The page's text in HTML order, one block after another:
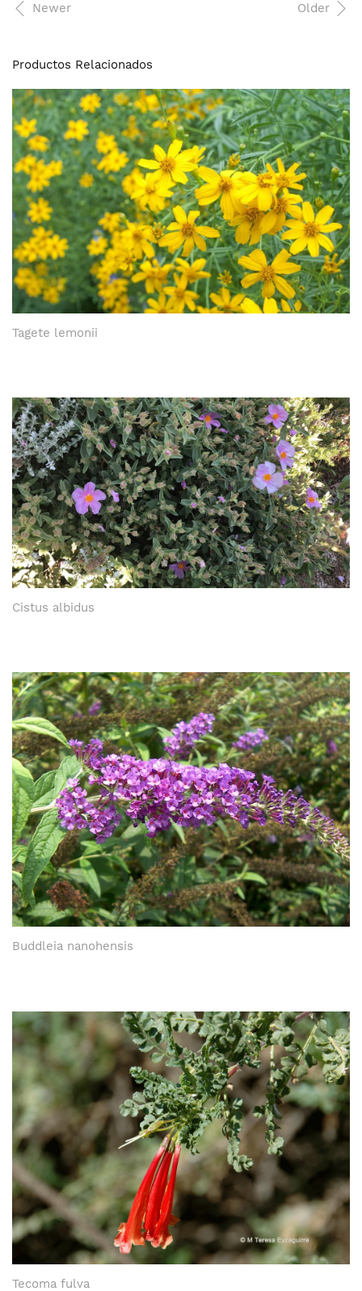
Older
Newer
Productos Relacionados
Tagete lemonii
Cistus albidus
Buddleia nanohensis
Tecoma fulva